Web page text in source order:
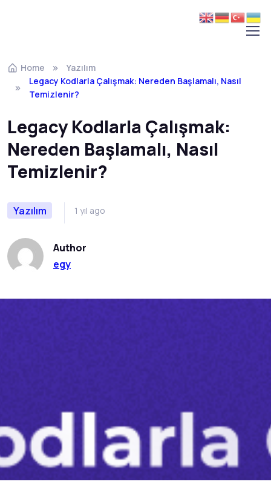
Home
Yazılım
Legacy Kodlarla Çalışmak: Nereden Başlamalı, Nasıl
Temizlenir?
Legacy Kodlarla Çalışmak:
Nereden Başlamalı, Nasıl
Temizlenir?
Yazılım 1 yıl ago
Author
egy